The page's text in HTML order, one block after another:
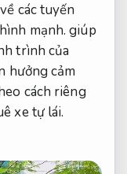
các tuyến
mạnh. giúp
trình của
hưởng cảm
cách riêng
xe tự lái.